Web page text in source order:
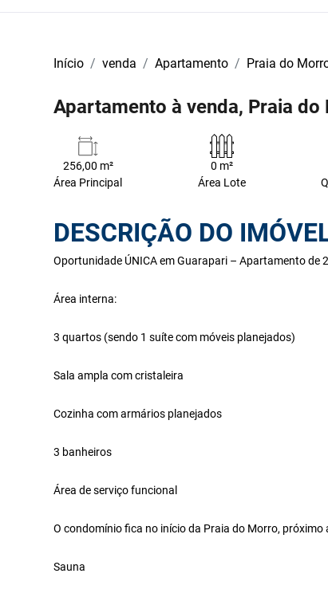
Início venda Apartamento Praia do
Apartamento à venda, Praia
256,00 m²
Área Principal
0 m²
Área Lote
DESCRIÇÃO DO
Oportunidade ÚNICA em Guarapari – Apartamento de
Área interna:
3 quartos (sendo 1 suíte com móveis planejados)
Sala ampla com cristaleira
Cozinha com armários planejados
3 banheiros
Área de serviço funcional
O condomínio fica no início da Praia do Morro,
Sauna